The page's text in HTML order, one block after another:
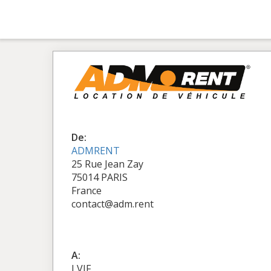
De:
ADMRENT
25 Rue Jean Zay
75014 PARIS
France
contact@adm.rent
A: